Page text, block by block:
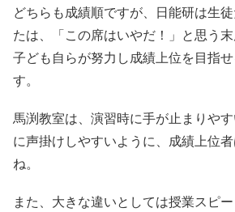
どちらも成績順ですが、日能研は生
たは、「この席はいやだ！」と思う末
子ども自らが努力し成績上位を目指
す。
馬渕教室は、演習時に手が止まりや
に声掛けしやすいように、成績上位
ね。
また、大きな違いとしては授業スピ